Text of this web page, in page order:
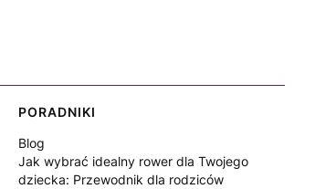
PORADNIKI
Blog
Jak wybrać idealny rower dla Twojego
dziecka: Przewodnik dla rodziców